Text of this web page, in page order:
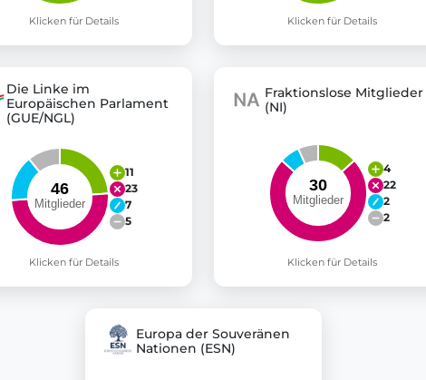
Klicken für Details Klicken für Details
Die Linke im
Europäischen Parlament
(GUE/NGL)
11
23
7
5
Klicken für Details
Fraktionslose Mitglieder
(NI)
4
22
2
2
Klicken für Details
Europa der Souveränen
Nationen (ESN)